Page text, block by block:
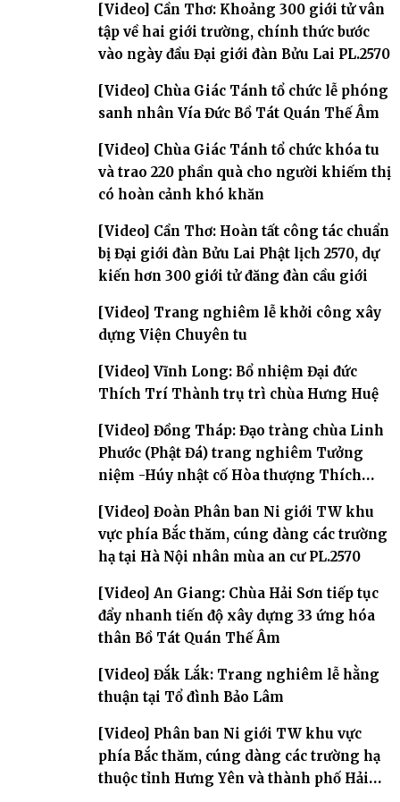
[Video] Cần Thơ: Khoảng 300 giới tử vân
tập về hai giới trường, chính thức bước
vào ngày đầu Đại giới đàn Bửu Lai PL.2570
[Video] Chùa Giác Tánh tổ chức lễ phóng
sanh nhân Vía Đức Bồ Tát Quán Thế Âm
[Video] Chùa Giác Tánh tổ chức khóa tu
và trao 220 phần quà cho người khiếm thị
có hoàn cảnh khó khăn
[Video] Cần Thơ: Hoàn tất công tác chuẩn
bị Đại giới đàn Bửu Lai Phật lịch 2570, dự
kiến hơn 300 giới tử đăng đàn cầu giới
[Video] Trang nghiêm lễ khởi công xây
dựng Viện Chuyên tu
[Video] Vĩnh Long: Bổ nhiệm Đại đức
Thích Trí Thành trụ trì chùa Hưng Huệ
[Video] Đồng Tháp: Đạo tràng chùa Linh
Phước (Phật Đá) trang nghiêm Tưởng
niệm -Húy nhật cố Hòa thượng Thích
[Video] Đoàn Phân ban Ni giới TW khu
vực phía Bắc thăm, cúng dàng các trường
hạ tại Hà Nội nhân mùa an cư PL.2570
[Video] An Giang: Chùa Hải Sơn tiếp tục
đẩy nhanh tiến độ xây dựng 33 ứng hóa
thân Bồ Tát Quán Thế Âm
[Video] Đắk Lắk: Trang nghiêm lễ hằng
thuận tại Tổ đình Bảo Lâm
[Video] Phân ban Ni giới TW khu vực
phía Bắc thăm, cúng dàng các trường hạ
thuộc tỉnh Hưng Yên và thành phố Hải